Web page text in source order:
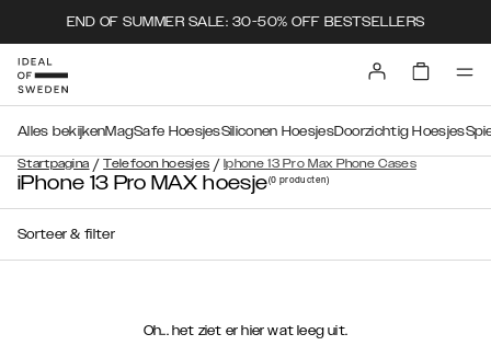
END OF SUMMER SALE: 30-50% OFF BESTSELLERS
Startpagina / Telefoon hoesjes / Iphone 13 Pro Max Phone Cases
Alles bekijkenMagSafe HoesjesSiliconen HoesjesDoorzichtig Hoesjes
iPhone 13 Pro MAX hoesje(0 producten)
Sorteer & filter
Oh... het ziet er hier wat leeg uit.